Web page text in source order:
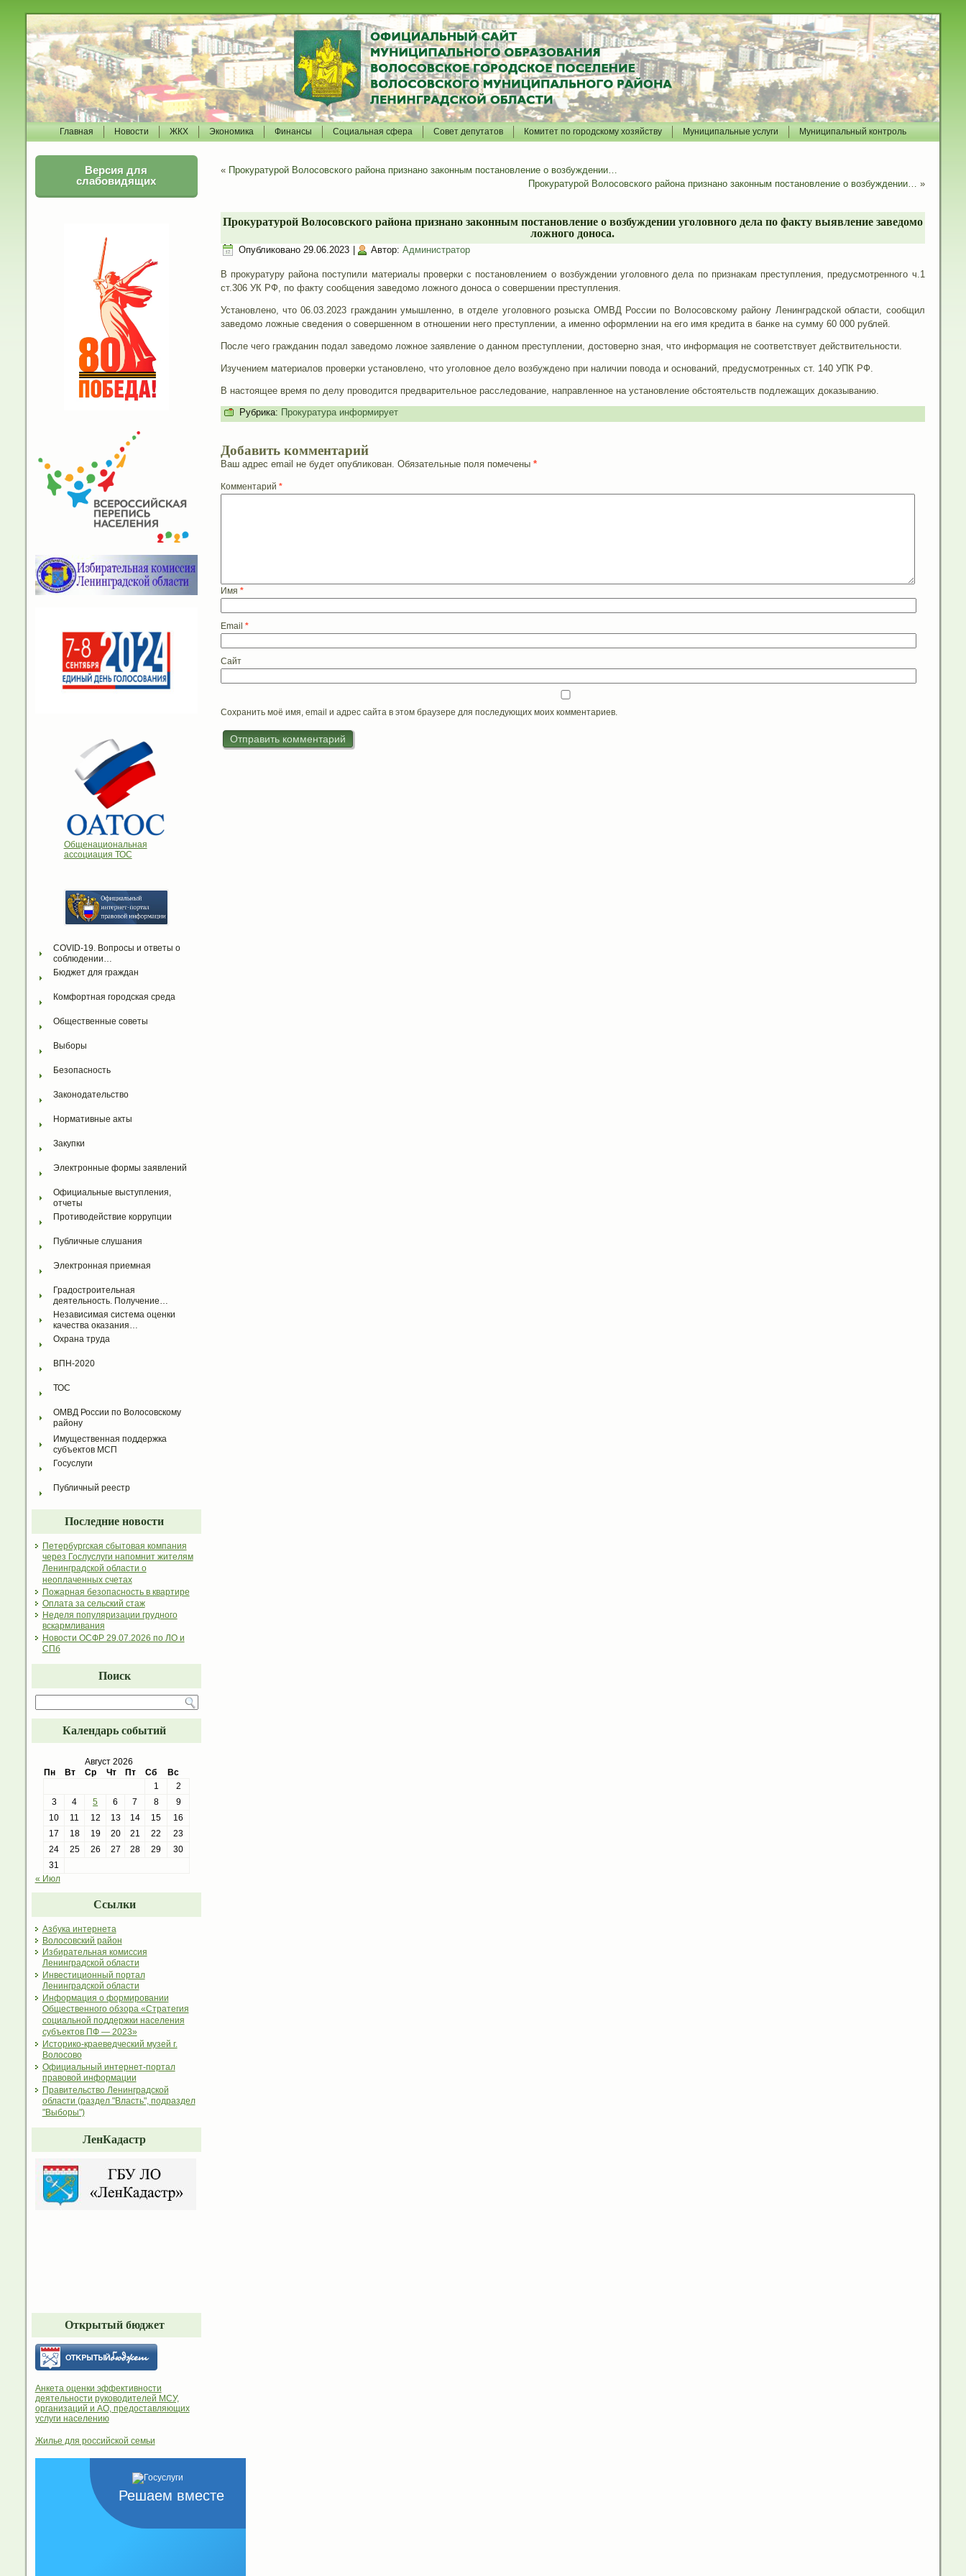
Главная Новости ЖКХ Экономика Финансы Социальная сфера Совет депутатов Комитет по городскому хозяйству Муниципальные услуги Муниципальный контроль
Версия для
слабовидящих
Общенациональная
ассоциация ТОС
COVID-19. Вопросы и ответы о
соблюдении…
Бюджет для граждан
Комфортная городская среда
Общественные советы
Выборы
Безопасность
Законодательство
Нормативные акты
Закупки
Электронные формы заявлений
Официальные выступления,
отчеты
Противодействие коррупции
Публичные слушания
Электронная приемная
Градостроительная
деятельность. Получение…
Независимая система оценки
качества оказания…
Охрана труда
ВПН-2020
ТОС
ОМВД России по Волосовскому
району
Имущественная поддержка
субъектов МСП
Госуслуги
Публичный реестр
Последние новости
Петербургская сбытовая компания
через Гослуслуги напомнит жителям
Ленинградской области о
неоплаченных счетах
Пожарная безопасность в квартире
Оплата за сельский стаж
Неделя популяризации грудного
вскармливания
Новости ОСФР 29.07.2026 по ЛО и
СПб
Поиск
Календарь событий
Август 2026
Пн
Вт Ср Чт Пт Сб
Вс
1
2
3
4 5 6 7 8
9
10
11 12 13 14 15
16
17
18 19 20 21 22
23
24
25 26 27 28 29
30
31
« Июл
Ссылки
Азбука интернета
Волосовский район
Избирательная комиссия
Ленинградской области
Инвестиционный портал
Ленинградской области
Информация о формировании
Общественного обзора «Стратегия
социальной поддержки населения
субъектов ПФ — 2023»
Историко-краеведческий музей г.
Волосово
Официальный интернет-портал
правовой информации
Правительство Ленинградской
области (раздел "Власть", подраздел
"Выборы")
ЛенКадастр
Открытый бюджет
Анкета оценки эффективности
деятельности руководителей МСУ,
организаций и АО, предоставляющих
услуги населению
Жилье для российской семьи
Решаем вместе
« Прокуратурой Волосовского района признано законным постановление о возбуждении…
Прокуратурой Волосовского района признано законным постановление о возбуждении… »
Прокуратурой Волосовского района признано законным постановление о возбуждении уголовного дела по факту выявление заведомо
ложного доноса.
Опубликовано 29.06.2023 Автор: Администратор
В прокуратуру района поступили материалы проверки с постановлением о возбуждении уголовного дела по признакам преступления, предусмотренного ч.1
ст.306 УК РФ, по факту сообщения заведомо ложного доноса о совершении преступления.
Установлено, что 06.03.2023 гражданин умышленно, в отделе уголовного розыска ОМВД России по Волосовскому району Ленинградской области, сообщил
заведомо ложные сведения о совершенном в отношении него преступлении, а именно оформлении на его имя кредита в банке на сумму 60 000 рублей.
После чего гражданин подал заведомо ложное заявление о данном преступлении, достоверно зная, что информация не соответствует действительности.
Изучением материалов проверки установлено, что уголовное дело возбуждено при наличии повода и оснований, предусмотренных ст. 140 УПК РФ.
В настоящее время по делу проводится предварительное расследование, направленное на установление обстоятельств подлежащих доказыванию.
Рубрика: Прокуратура информирует
Добавить комментарий
Ваш адрес email не будет опубликован. Обязательные поля помечены *
Комментарий *
Имя *
Email *
Сайт
Сохранить моё имя, email и адрес сайта в этом браузере для последующих моих комментариев.